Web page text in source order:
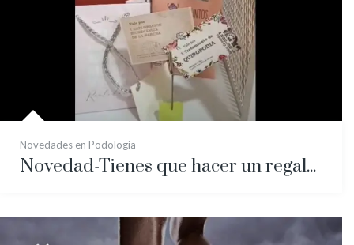
Novedades en Podología
Novedad-Tienes que hacer un regalo? REGALA SALUD